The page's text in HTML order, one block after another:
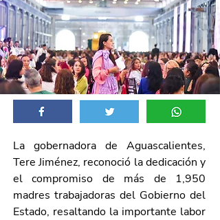
La gobernadora de Aguascalientes,
Tere Jiménez, reconoció la dedicación y
el compromiso de más de 1,950
madres trabajadoras del Gobierno del
Estado, resaltando la importante labor